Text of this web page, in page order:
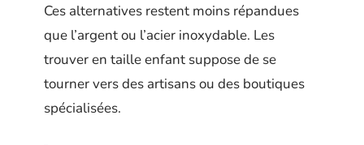
Ces alternatives restent moins répandues
que l’argent ou l’acier inoxydable. Les
trouver en taille enfant suppose de se
tourner vers des artisans ou des boutiques
spécialisées.